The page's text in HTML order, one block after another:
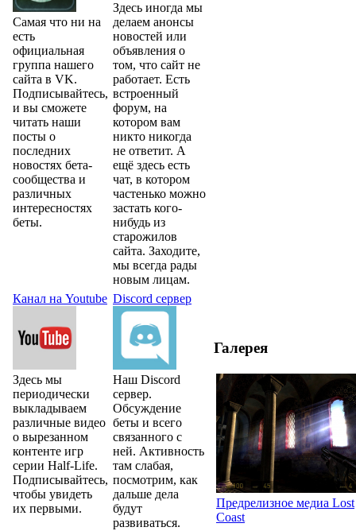
Самая что ни на
есть
официальная
группа нашего
сайта в VK.
Подписывайтесь,
и вы сможете
читать наши
посты о
последних
новостях бета-
сообщества и
различных
интересностях
беты.
Здесь иногда мы
делаем анонсы
новостей или
объявления о
том, что сайт не
работает. Есть
встроенный
форум, на
котором вам
никто никогда
не ответит. А
ещё здесь есть
чат, в котором
частенько можно
застать кого-
нибудь из
старожилов
сайта. Заходите,
мы всегда рады
новым лицам.
Канал на Youtube
Здесь мы
периодически
выкладываем
различные видео
о вырезанном
контенте игр
серии Half-Life.
Подписывайтесь,
чтобы увидеть
их первыми.
Discord сервер
Наш Discord
сервер.
Обсуждение
беты и всего
связанного с
ней. Активность
там слабая,
посмотрим, как
дальше дела
будут
развиваться.
Галерея
Предрелизное медиа Lost
Coast